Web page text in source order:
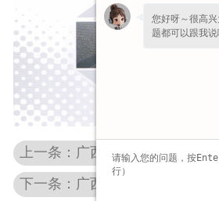
上一条：广西新型贴缝带
下一条：广西压缝带
您好呀～很高
题都可以跟我说